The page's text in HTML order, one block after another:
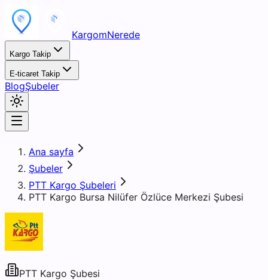
KargomNerede
Kargo Takip
E-ticaret Takip
BlogŞubeler
Ana sayfa
Şubeler
PTT Kargo Şubeleri
PTT Kargo Bursa Nilüfer Özlüce Merkezi Şubesi
PTT Kargo Şubesi